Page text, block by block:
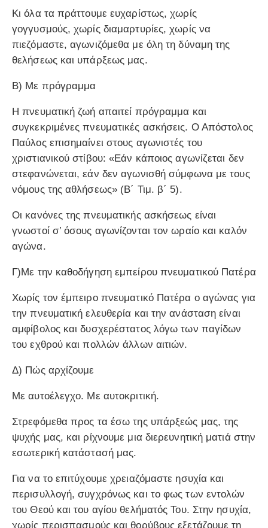
Κι όλα τα πράττουμε ευχαρίστως, χωρίς
γογγυσμούς, χωρίς διαμαρτυρίες, χωρίς να
πιεζόμαστε, αγωνιζόμεθα με όλη τη δύναμη της
θελήσεως και υπάρξεως μας.
Β) Με πρόγραμμα
Η πνευματική ζωή απαιτεί πρόγραμμα και
συγκεκριμένες πνευματικές ασκήσεις. Ο Απόστολος
Παύλος επισημαίνει στους αγωνιστές του
χριστιανικού στίβου: «Eάν κάποιος αγωνίζεται δεν
στεφανώνεται, εάν δεν αγωνισθή σύμφωνα με τους
νόμους της αθλήσεως» (Β΄ Τιμ. β΄ 5).
Οι κανόνες της πνευματικής ασκήσεως είναι
γνωστοί σ’ όσους αγωνίζονται τον ωραίο και καλόν
αγώνα.
Γ)Με την καθοδήγηση εμπείρου πνευματικού Πατέρα
Χωρίς τον έμπειρο πνευματικό Πατέρα ο αγώνας για
την πνευματική ελευθερία και την ανάσταση είναι
αμφίβολος και δυσχερέστατος λόγω των παγίδων
του εχθρού και πολλών άλλων αιτιών.
Δ) Πώς αρχίζουμε
Με αυτοέλεγχο. Με αυτοκριτική.
Στρεφόμεθα προς τα έσω της υπάρξεώς μας, της
ψυχής μας, και ρίχνουμε μια διερευνητική ματιά στην
εσωτερική κατάστασή μας.
Για να το επιτύχουμε χρειαζόμαστε ησυχία και
περισυλλογή, συγχρόνως και το φως των εντολών
του Θεού και του αγίου θελήματός Του. Στην ησυχία,
χωρίς περισπασμούς και θορύβους εξετάζουμε τη